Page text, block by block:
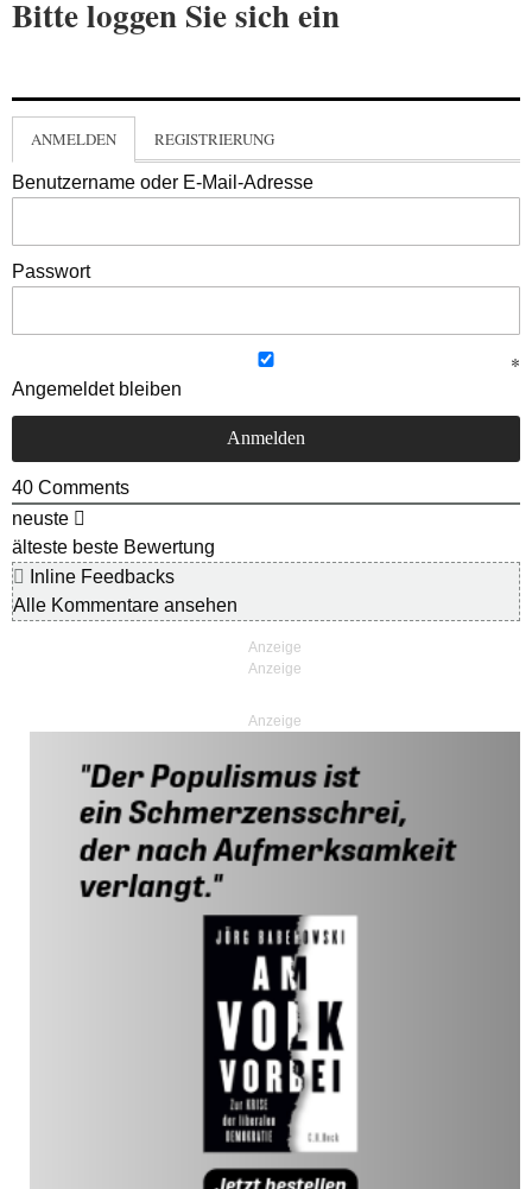
Bitte loggen Sie sich ein
ANMELDEN REGISTRIERUNG
Benutzername oder E-Mail-Adresse
Passwort
Angemeldet bleiben
40 Comments
neuste
älteste beste Bewertung
Inline Feedbacks
Alle Kommentare ansehen
Anzeige